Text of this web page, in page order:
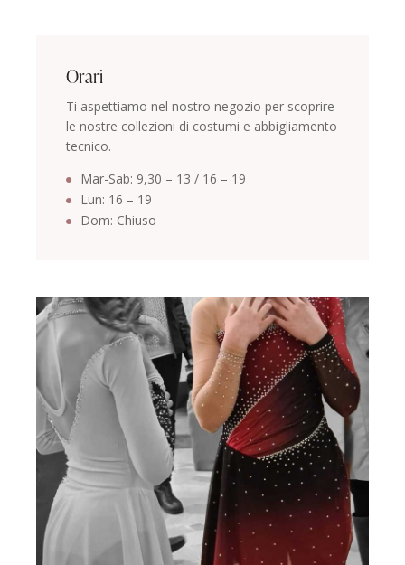
Orari
Ti aspettiamo nel nostro negozio per scoprire
le nostre collezioni di costumi e abbigliamento
tecnico.
Mar-Sab: 9,30 – 13 / 16 – 19
Lun: 16 – 19
Dom: Chiuso